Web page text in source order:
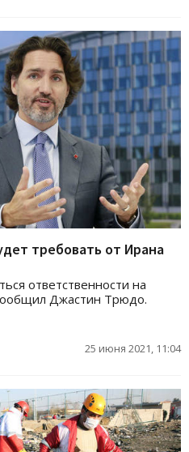
требовать от Ирана
ответственности на
Джастин Трюдо.
25 июня 2021, 11:04